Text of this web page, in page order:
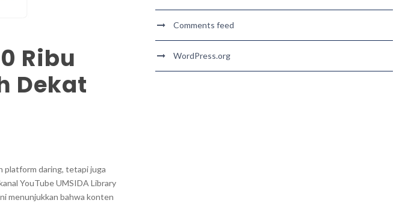
Ribu
Dekat
platform daring, tetapi juga
YouTube UMSIDA Library
menunjukkan bahwa konten
Comments feed
WordPress.org